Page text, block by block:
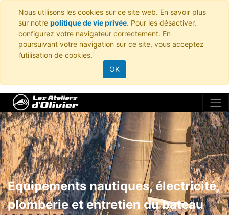
Nous utilisons les cookies sur ce site web. En savoir plus
sur notre politique de vie privée. Pour les désactiver,
configurez votre navigateur correctement. En
poursuivant votre navigation sur ce site, vous acceptez
l’utilisation de cookies.
OK
Equipements nautiques, électricité,
plomberie et entretien du bateau